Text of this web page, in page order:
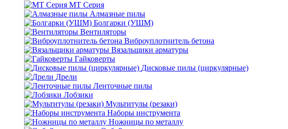
MT Серия
Алмазные пилы
Болгарки (УШМ)
Вентиляторы
Виброуплотнитель бетона
Вязальщики арматуры
Гайковерты
Дисковые пилы (циркулярные)
Дрели
Ленточные пилы
Лобзики
Мультитулы (резаки)
Наборы инструмента
Ножницы по металлу